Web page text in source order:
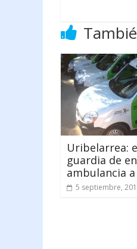
Uribelarrea:
guardia de
ambulancia
5 septiembre,